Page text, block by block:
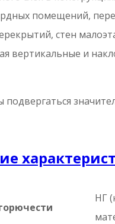
помещений,
стен
вертикальные и
НГ